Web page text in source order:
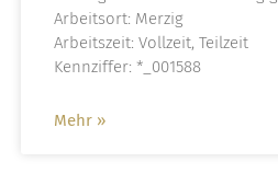
Arbeitsort: Merzig
Arbeitszeit: Vollzeit, Teilzeit
Kennziffer: *_001588
Mehr »